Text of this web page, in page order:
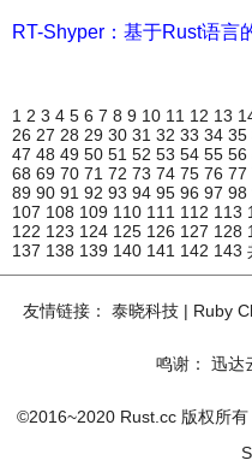
RT-Shyper：基于Rust语
1 2 3 4 5 6 7 8 9 10 11 12 13
26 27 28 29 30 31 32 33 34 35
47 48 49 50 51 52 53 54 55 56
68 69 70 71 72 73 74 75 76 77
89 90 91 92 93 94 95 96 97 98
107 108 109 110 111 112 113
122 123 124 125 126 127 128
137 138 139 140 141 142 143
友情链接： 泰晓科技| Ruby
鸣谢： 迅达
©2016~2020 Rust.cc 版权所